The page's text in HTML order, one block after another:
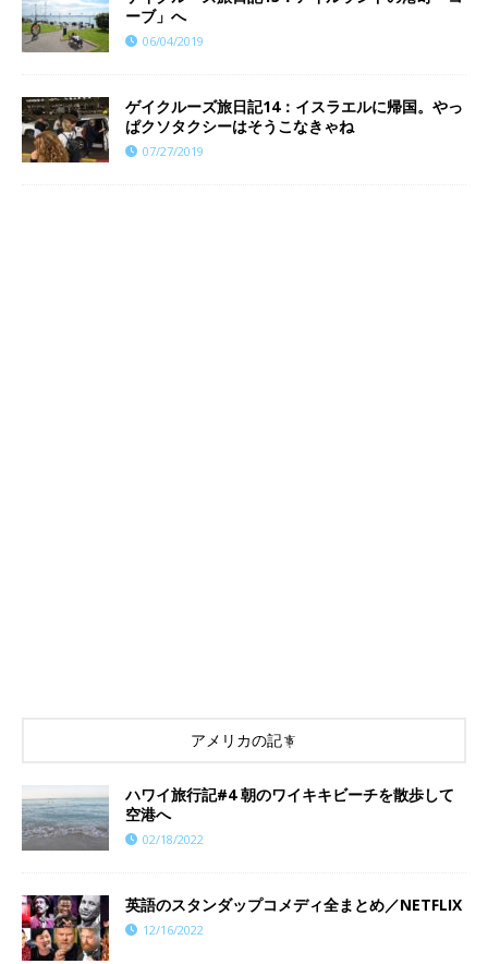
ーブ」へ
06/04/2019
ゲイクルーズ旅日記14：イスラエルに帰国。やっ
ぱクソタクシーはそうこなきゃね
07/27/2019
アメリカの記事
ハワイ旅行記#4 朝のワイキキビーチを散歩して
空港へ
02/18/2022
英語のスタンダップコメディ全まとめ／NETFLIX
12/16/2022